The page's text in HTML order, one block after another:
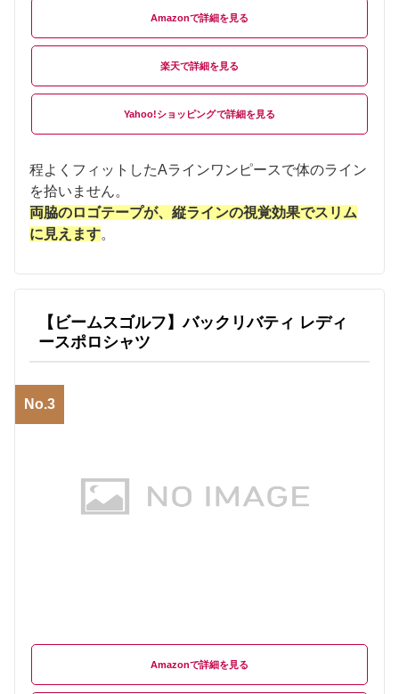
Amazon
楽天
Yahoo!ショッピング
程よくフィットしたAラインワンピースで体のライン
を拾いません。
両脇のロゴテープが、縦ラインの視覚効果でスリム
に見えます。
【ビームスゴルフ】バックリバティ レディ
ースポロシャツ
No.3
Amazon